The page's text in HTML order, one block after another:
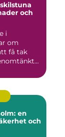
och
i
om
få tak
en
och